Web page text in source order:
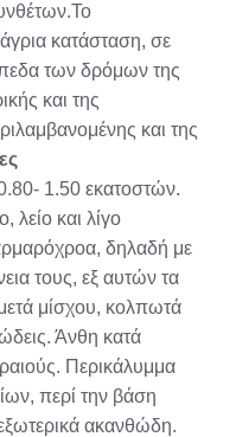
κατάσταση, σε
των δρόμων της
και της
και της
1.50 εκατοστών.
και λίγο
δηλαδή με
τους, εξ αυτών τα
μίσχου, κολπωτά
Άνθη κατά
Περικάλυμμα
περί την βάση
ακανθώδη.